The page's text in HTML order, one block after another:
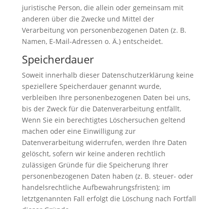
juristische Person, die allein oder gemeinsam mit
anderen über die Zwecke und Mittel der
Verarbeitung von personenbezogenen Daten (z. B.
Namen, E-Mail-Adressen o. Ä.) entscheidet.
Speicherdauer
Soweit innerhalb dieser Datenschutzerklärung keine
speziellere Speicherdauer genannt wurde,
verbleiben Ihre personenbezogenen Daten bei uns,
bis der Zweck für die Datenverarbeitung entfällt.
Wenn Sie ein berechtigtes Löschersuchen geltend
machen oder eine Einwilligung zur
Datenverarbeitung widerrufen, werden Ihre Daten
gelöscht, sofern wir keine anderen rechtlich
zulässigen Gründe für die Speicherung Ihrer
personenbezogenen Daten haben (z. B. steuer- oder
handelsrechtliche Aufbewahrungsfristen); im
letztgenannten Fall erfolgt die Löschung nach Fortfall